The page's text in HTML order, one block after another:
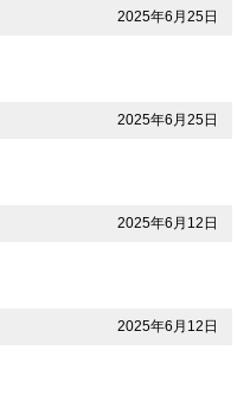
2025年6月25日
2025年6月25日
2025年6月12日
2025年6月12日